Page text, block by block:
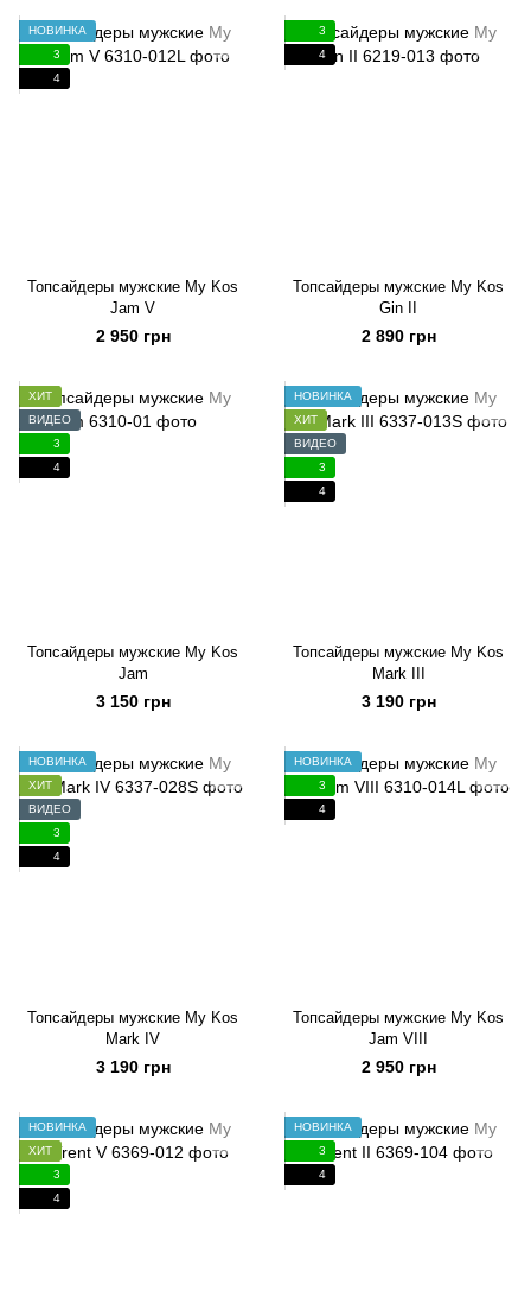
НОВИНКА
3
4
Топсайдеры мужские My Kos
Jam V
2 950 грн
3
4
Топсайдеры мужские My Kos
Gin II
2 890 грн
ХИТ
ВИДЕО
3
4
Топсайдеры мужские My Kos
Jam
3 150 грн
НОВИНКА
ХИТ
ВИДЕО
3
4
Топсайдеры мужские My Kos
Mark III
3 190 грн
НОВИНКА
ХИТ
ВИДЕО
3
4
Топсайдеры мужские My Kos
Mark IV
3 190 грн
НОВИНКА
3
4
Топсайдеры мужские My Kos
Jam VIII
2 950 грн
НОВИНКА
ХИТ
3
4
НОВИНКА
3
4